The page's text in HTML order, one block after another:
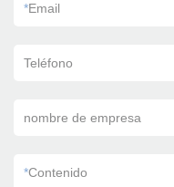
*Email
Teléfono
nombre de empresa
*Contenido